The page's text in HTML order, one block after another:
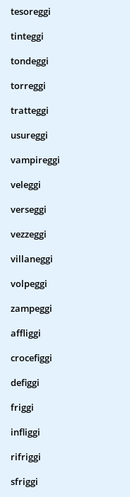
tesoreggi
tinteggi
tondeggi
torreggi
tratteggi
usureggi
vampireggi
veleggi
verseggi
vezzeggi
villaneggi
volpeggi
zampeggi
affliggi
crocefiggi
defiggi
friggi
infliggi
rifriggi
sfriggi